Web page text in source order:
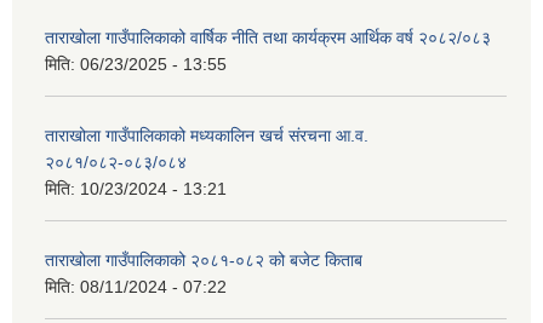
ताराखोला गाउँपालिकाको वार्षिक नीति तथा कार्यक्रम आर्थिक वर्ष २०८२/०८३
मिति: 06/23/2025 - 13:55
ताराखोला गाउँपालिकाको मध्यकालिन खर्च संरचना आ.व.
२०८१/०८२-०८३/०८४
मिति: 10/23/2024 - 13:21
ताराखोला गाउँपालिकाको २०८१-०८२ को बजेट किताब
मिति: 08/11/2024 - 07:22